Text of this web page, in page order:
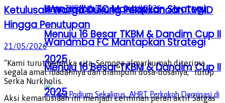
Wanamba FC Mantapkan Strategi
Menuju 16 Besar TKBM & Dandim Cup II
2025
Wanamba FC Mantapkan Strategi
Menuju 16 Besar TKBM & Dandim Cup II
2025
Ketulusan Warga Dukung Pelaksanaan TMMD
Hingga Penutupan
21/05/2026
“Kami turut berduka cita. Semoga almarhumah diterima
segala amal ibadahnya dan diampuni dosa-dosanya,” tutup
Serka Nurkholis.
Aksi kemanusiaan ini menjadi cerminan peran aktif Satgas